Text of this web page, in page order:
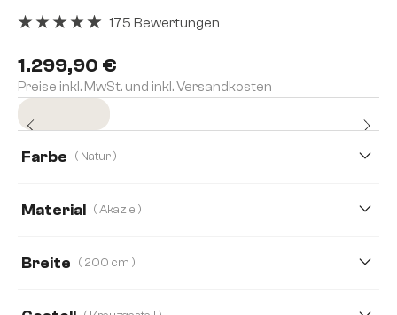
1.299,90 €
Preise inkl. MwSt. und inkl. Versandkosten
175 Bewertungen
Farbe ( Natur )
Material ( Akazie )
Breite ( 200 cm )